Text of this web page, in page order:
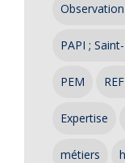
PAPI ;
PEM
Expertise
métiers